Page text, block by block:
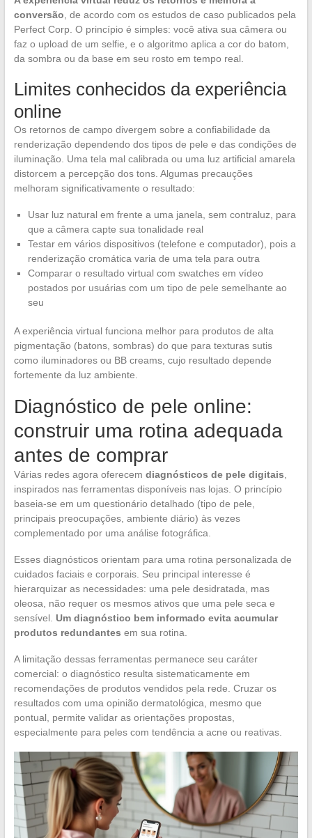
conversão , de acordo com os estudos de caso publicados pela
Perfect Corp. O princípio é simples: você ativa sua câmera ou
faz o upload de um selfie, e o algoritmo aplica a cor do batom,
da sombra ou da base em seu rosto em tempo real.
Limites conhecidos da experiência
online
Os retornos de campo divergem sobre a confiabilidade da
renderização dependendo dos tipos de pele e das condições de
iluminação. Uma tela mal calibrada ou uma luz artificial amarela
distorcem a percepção dos tons. Algumas precauções
melhoram significativamente o resultado:
Usar luz natural em frente a uma janela, sem contraluz, para
que a câmera capte sua tonalidade real
Testar em vários dispositivos (telefone e computador), pois a
renderização cromática varia de uma tela para outra
Comparar o resultado virtual com swatches em vídeo
postados por usuárias com um tipo de pele semelhante ao
seu
A experiência virtual funciona melhor para produtos de alta
pigmentação (batons, sombras) do que para texturas sutis
como iluminadores ou BB creams, cujo resultado depende
fortemente da luz ambiente.
Diagnóstico de pele online:
construir uma rotina adequada
antes de comprar
Várias redes agora oferecem diagnósticos de pele digitais
inspirados nas ferramentas disponíveis nas lojas. O princípio
baseia-se em um questionário detalhado (tipo de pele,
principais preocupações, ambiente diário) às vezes
complementado por uma análise fotográfica.
Esses diagnósticos orientam para uma rotina personalizada de
cuidados faciais e corporais. Seu principal interesse é
hierarquizar as necessidades: uma pele desidratada, mas
oleosa, não requer os mesmos ativos que uma pele seca e
sensível. Um diagnóstico bem informado evita acumular
produtos redundantes em sua rotina.
A limitação dessas ferramentas permanece seu caráter
comercial: o diagnóstico resulta sistematicamente em
recomendações de produtos vendidos pela rede. Cruzar os
resultados com uma opinião dermatológica, mesmo que
pontual, permite validar as orientações propostas,
especialmente para peles com tendência a acne ou reativas.